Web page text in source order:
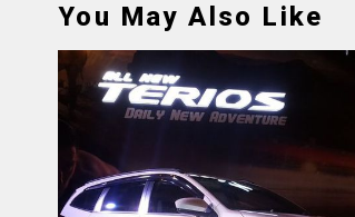
You May Also Like